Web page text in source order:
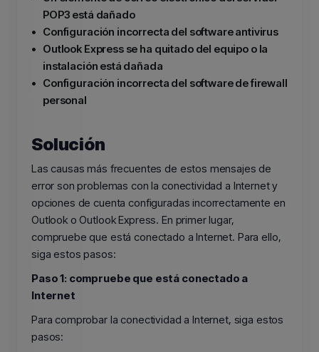
POP3 está dañado
• Configuración incorrecta del software antivirus
• Outlook Express se ha quitado del equipo o la
instalación está dañada
• Configuración incorrecta del software de firewall
personal
Solución
Las causas más frecuentes de estos mensajes de
error son problemas con la conectividad a Internet y
opciones de cuenta configuradas incorrectamente en
Outlook o Outlook Express. En primer lugar,
compruebe que está conectado a Internet. Para ello,
siga estos pasos:
Paso 1: compruebe que está conectado a
Internet
Para comprobar la conectividad a Internet, siga estos
pasos: